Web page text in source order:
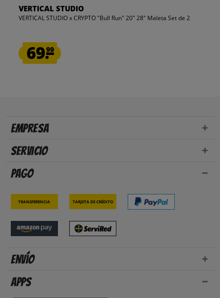
VERTICAL STUDIO
VERTICAL STUDIO x CRYPTO "Bull Run" 20" 28" Maleta Set de 2
69.99
Empresa
Servicio
Pago
Transferencia Tarjeta de crédito
Envío
Apps